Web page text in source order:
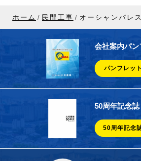
ホーム 民間工事 オーシャンパレ
会社案内パン
パンフレッ
50周年記念誌
50周年記念